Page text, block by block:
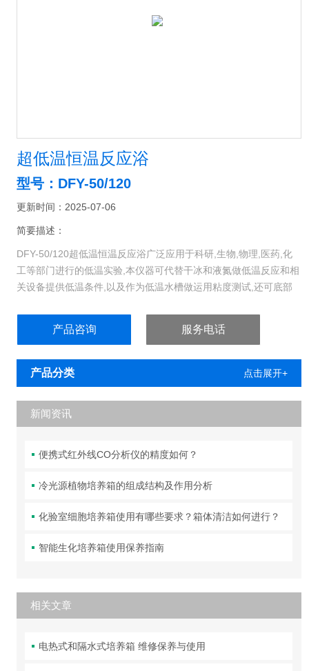
超低温恒温反应浴
型号：DFY-50/120
更新时间：2025-07-06
简要描述：
DFY-50/120超低温恒温反应浴广泛应用于科研,生物,物理,医药,化
工等部门进行的低温实验,本仪器可代替干冰和液氮做低温反应和相
关设备提供低温条件,以及作为低温水槽做运用粘度测试,还可底部
产品咨询 服务电话
产品分类 点击展开+
新闻资讯
便携式红外线CO分析仪的精度如何？
冷光源植物培养箱的组成结构及作用分析
化验室细胞培养箱使用有哪些要求？箱体清洁如何进行？
智能生化培养箱使用保养指南
相关文章
电热式和隔水式培养箱 维修保养与使用